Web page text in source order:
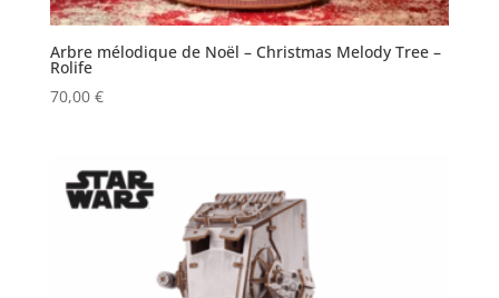
Arbre mélodique de Noël – Christmas Melody Tree –
Rolife
70,00 €